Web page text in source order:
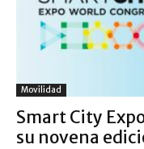
Movilidad
Smart City
su novena